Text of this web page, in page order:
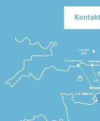
Le Havre
Le
Londres
3h30
Portsmouth